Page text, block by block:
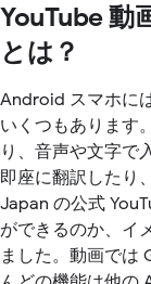
YouTube 動
とは？
Android スマホに
いくつもあります
り、音声や文字で
即座に翻訳したり
Japan の公式
ができるのか、イ
ました。動画では